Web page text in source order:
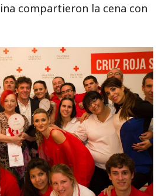
compartieron la cena con